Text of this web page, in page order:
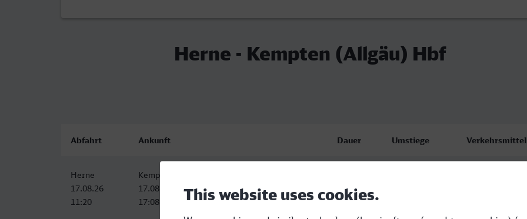
Herne - Kempten (Allgäu) Hbf
Abfahrt Ankunft Dauer Umstiege Verkehrsmittel
Herne
17.08.26
11:20
Kempten (Allgäu) Hbf
17.08.26
17:08